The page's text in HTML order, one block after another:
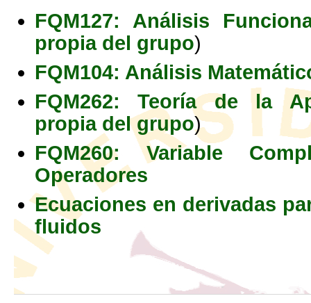
FQM127: Análisis
propia del grupo)
FQM104: Análisis
FQM262: Teoría de la
propia del grupo)
FQM260: Variable
Operadores
Ecuaciones en derivadas
fluidos